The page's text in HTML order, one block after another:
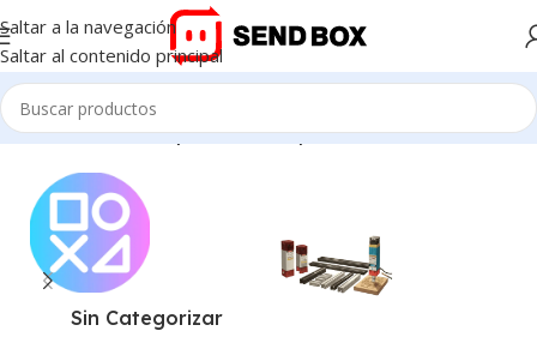
Saltar a la navegación
Saltar al contenido principal
Inicio/Productos etiquetados “lampara”
Sin Categorizar